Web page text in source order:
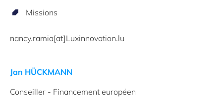
Missions
nancy.ramia[at]Luxinnovation.lu
Jan HÜCKMANN
Conseiller - Financement européen